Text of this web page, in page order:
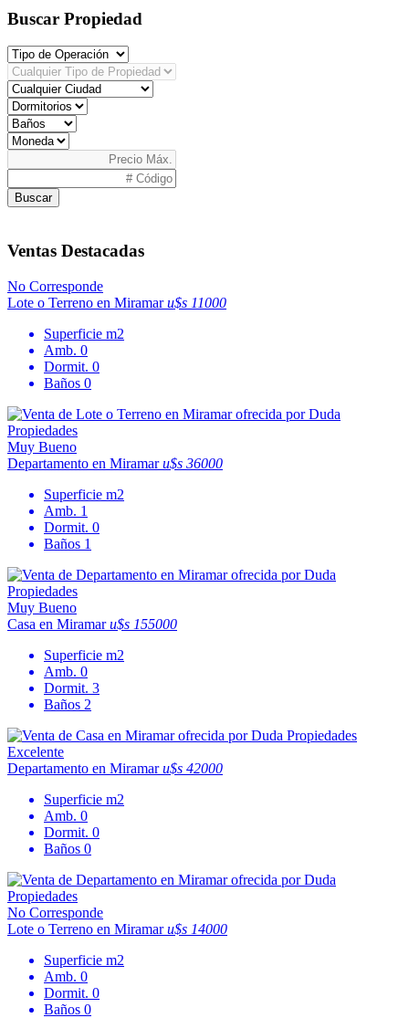
Buscar Propiedad
Buscar
Ventas Destacadas
No Corresponde
Lote o Terreno en Miramaru$s 11000
Superficie m2
Amb. 0
Dormit. 0
Baños 0
Muy Bueno
Departamento en Miramaru$s 36000
Superficie m2
Amb. 1
Dormit. 0
Baños 1
Muy Bueno
Casa en Miramaru$s 155000
Superficie m2
Amb. 0
Dormit. 3
Baños 2
Excelente
Departamento en Miramaru$s 42000
Superficie m2
Amb. 0
Dormit. 0
Baños 0
No Corresponde
Lote o Terreno en Miramaru$s 14000
Superficie m2
Amb. 0
Dormit. 0
Baños 0